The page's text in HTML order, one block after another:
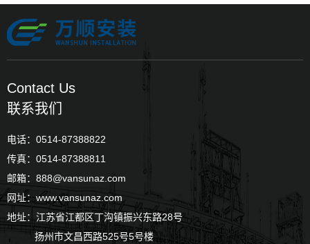
Contact Us
联系我们
电话：0514-87388822
传真：0514-87388811
邮箱：888@vansunaz.com
网址：www.vansunaz.com
地址：江苏省江都区丁沟镇振兴东路28号
扬州市文昌西路525号5号楼